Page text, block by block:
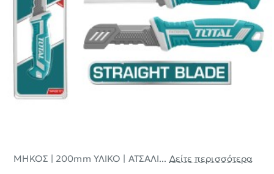
ΜΗΚΟΣ | 200mm ΥΛΙΚΟ | ΑΤΣΑΛΙ... Δείτε περισσότερα